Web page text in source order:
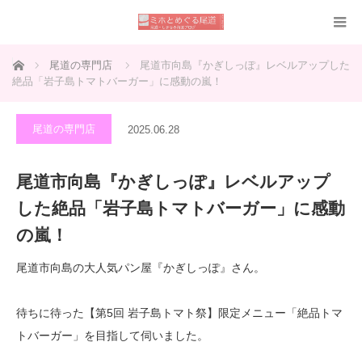
ホーム 尾道の専門店
尾道市向島『かぎしっぽ』レベルアップした
絶品「岩子島トマトバーガー」に感動の嵐！
尾道の専門店 2025.06.28
尾道市向島『かぎしっぽ』レベルアップ
した絶品「岩子島トマトバーガー」に感動
の嵐！
尾道市向島の大人気パン屋『かぎしっぽ』さん。
待ちに待った【第5回 岩子島トマト祭】限定メニュー「絶品トマ
トバーガー」を目指して伺いました。